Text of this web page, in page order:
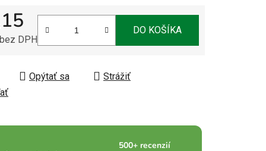
DPH
DO KOŠÍKA
Opýtať sa
Strážiť
500+ recenzií